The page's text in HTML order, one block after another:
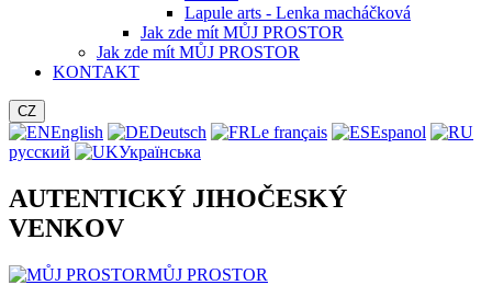
Lapule arts - Lenka macháčková
Jak zde mít MŮJ PROSTOR
Jak zde mít MŮJ PROSTOR
KONTAKT
CZ
English Deutsch Le français
Espanol
русский
Українська
AUTENTICKÝ JIHOČESKÝ
VENKOV
MŮJ PROSTOR